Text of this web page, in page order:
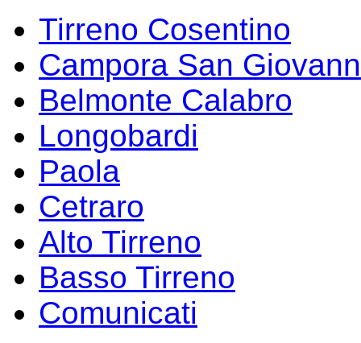
Tirreno Cosentino
Campora San
Belmonte Calabro
Longobardi
Paola
Cetraro
Alto Tirreno
Basso Tirreno
Comunicati